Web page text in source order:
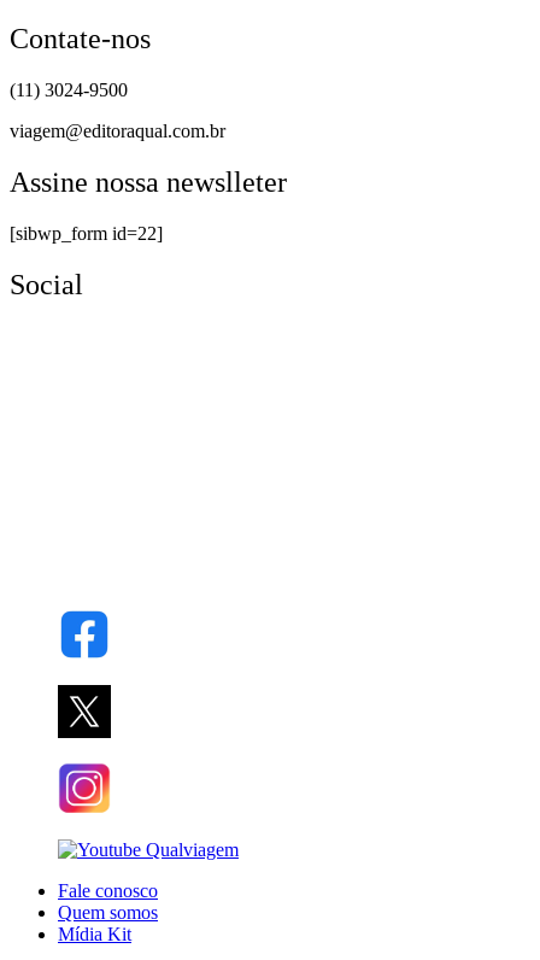
Contate-nos
(11) 3024-9500
viagem@editoraqual.com.br
Assine nossa newslleter
[sibwp_form id=22]
Social
Fale conosco
Quem somos
Mídia Kit